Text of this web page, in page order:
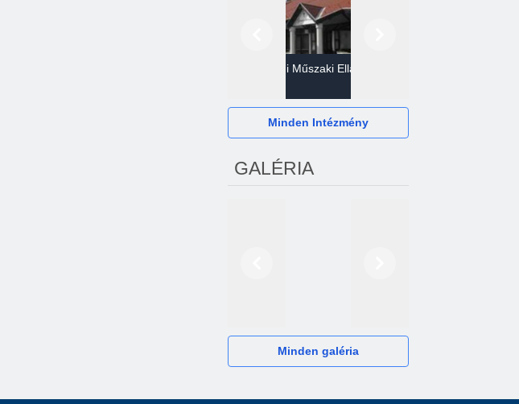
Gazdasági Műszaki Ellátó
Minden Intézmény
GALÉRIA
Minden galéria